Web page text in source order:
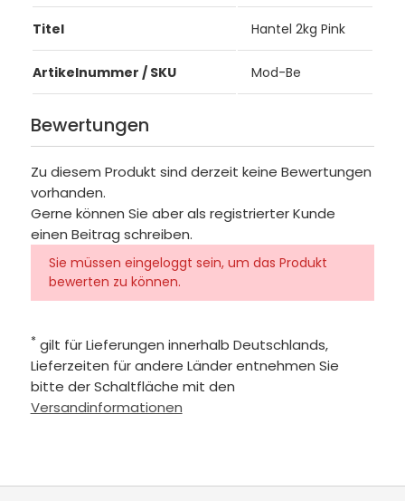
Titel Hantel 2kg Pink
Artikelnummer / SKU Mod-Be
Bewertungen
Zu diesem Produkt sind derzeit keine Bewertungen
vorhanden.
Gerne können Sie aber als registrierter Kunde
einen Beitrag schreiben.
Sie müssen eingeloggt sein, um das Produkt
bewerten zu können.
* gilt für Lieferungen innerhalb Deutschlands,
Lieferzeiten für andere Länder entnehmen Sie
bitte der Schaltfläche mit den
Versandinformationen